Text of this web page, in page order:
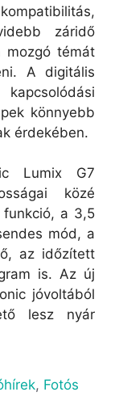
záridő
mozgó témát
A digitális
könnyebb
érdekében.
Lumix G7
közé
a 3,5
mód, a
az időzített
is. Az új
jóvoltából
lesz nyár
, Fotós